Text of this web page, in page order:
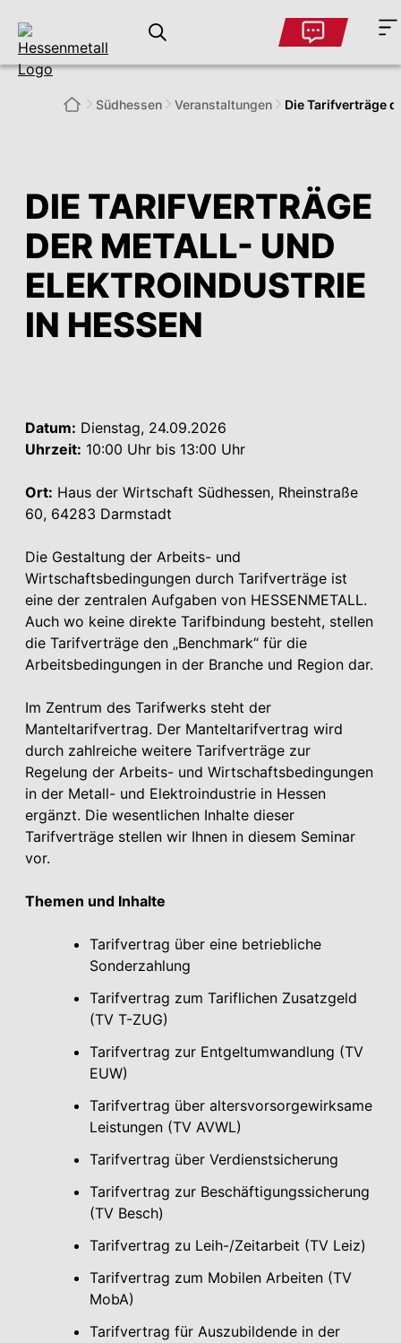
DIE TARIFVERTRÄGE
DER METALL- UND
ELEKTROINDUSTRIE
IN HESSEN
Datum: Dienstag, 24.09.2026
Uhrzeit: 10:00 Uhr bis 13:00 Uhr
Ort: Haus der Wirtschaft Südhessen, Rheinstraße
60, 64283 Darmstadt
Die Gestaltung der Arbeits- und
Wirtschaftsbedingungen durch Tarifverträge ist
eine der zentralen Aufgaben von HESSENMETALL.
Auch wo keine direkte Tarifbindung besteht, stellen
die Tarifverträge den „Benchmark“ für die
Arbeitsbedingungen in der Branche und Region dar.
Im Zentrum des Tarifwerks steht der
Manteltarifvertrag. Der Manteltarifvertrag wird
durch zahlreiche weitere Tarifverträge zur
Regelung der Arbeits- und Wirtschaftsbedingungen
in der Metall- und Elektroindustrie in Hessen
ergänzt. Die wesentlichen Inhalte dieser
Tarifverträge stellen wir Ihnen in diesem Seminar
vor.
Themen und Inhalte
Tarifvertrag über eine betriebliche
Sonderzahlung
Tarifvertrag zum Tariflichen Zusatzgeld
(TV T-ZUG)
Tarifvertrag zur Entgeltumwandlung (TV
EUW)
Tarifvertrag über altersvorsorgewirksame
Leistungen (TV AVWL)
Tarifvertrag über Verdienstsicherung
Tarifvertrag zur Beschäftigungssicherung
(TV Besch)
Tarifvertrag zu Leih-/Zeitarbeit (TV Leiz)
Tarifvertrag zum Mobilen Arbeiten (TV
MobA)
Tarifvertrag für Auszubildende in der
Südhessen Veranstaltungen Die Tarifverträge